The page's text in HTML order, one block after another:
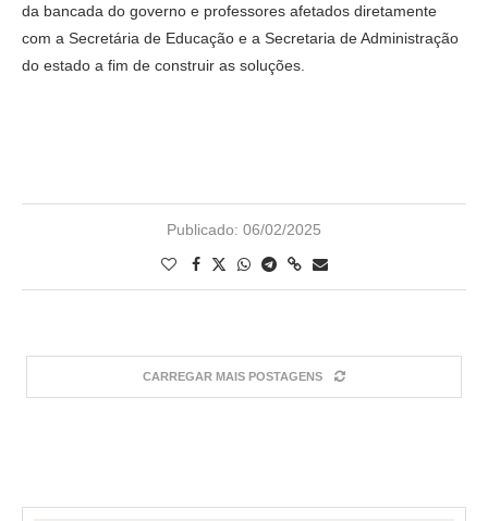
da bancada do governo e professores afetados diretamente
com a Secretária de Educação e a Secretaria de Administração
do estado a fim de construir as soluções.
Publicado: 06/02/2025
CARREGAR MAIS POSTAGENS